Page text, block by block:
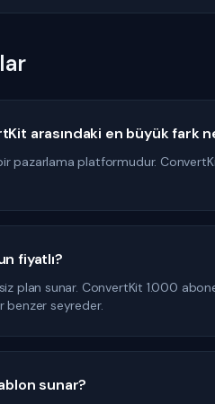
arasındaki en büyük fark
pazarlama platformudur.
fiyatlı?
plan sunar. ConvertKit 1.000
benzer seyreder.
sunar?